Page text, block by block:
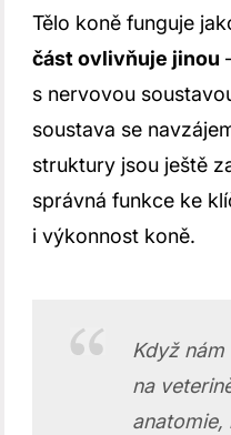
Tělo koně funguje
část ovlivňuje jinou
s nervovou
soustava se
struktury jsou ještě
správná funkce ke
i výkonnost koně.
Když
na